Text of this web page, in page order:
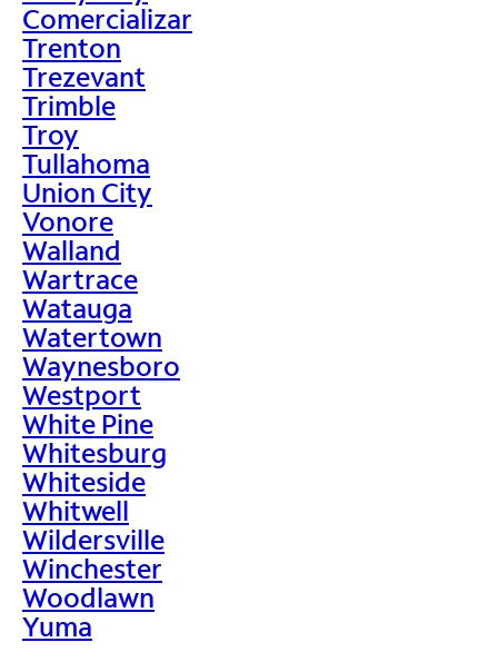
Comercializar
Trenton
Trezevant
Trimble
Troy
Tullahoma
Union City
Vonore
Walland
Wartrace
Watauga
Watertown
Waynesboro
Westport
White Pine
Whitesburg
Whiteside
Whitwell
Wildersville
Winchester
Woodlawn
Yuma